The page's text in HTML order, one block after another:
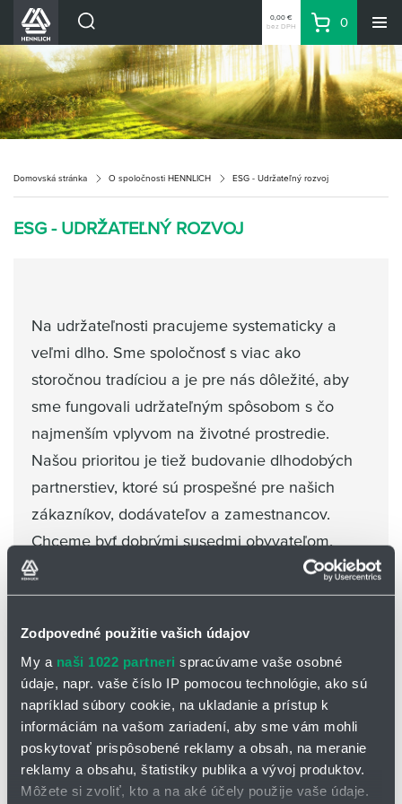
Zodpovedné použitie vašich údajov
My a naši 1022 partneri spracúvame vaše osobné
údaje, napr. vaše číslo IP pomocou technológie, ako sú
napríklad súbory cookie, na ukladanie a prístup k
informáciám na vašom zariadení, aby sme vám mohli
poskytovať prispôsobené reklamy a obsah, na meranie
reklamy a obsahu, štatistiky publika a vývoj produktov.
Môžete si zvoliť, kto a na aké účely použije vaše údaje.
Divízie HENNLICH
Produkty
Blog
O firme
Priemyselný park HENNLICH
Partner Zone
0,00 €
bez DPH
Košík
0
Domovská stránka O spoločnosti HENNLICH ESG - Udržateľný rozvoj
ESG - UDRŽATEĽNÝ ROZVOJ
Na udržateľnosti pracujeme systematicky a
veľmi dlho. Sme spoločnosť s viac ako
storočnou tradíciou a je pre nás dôležité, aby
sme fungovali udržateľným spôsobom s čo
najmenším vplyvom na životné prostredie.
Našou prioritou je tiež budovanie dlhodobých
partnerstiev, ktoré sú prospešné pre našich
zákazníkov, dodávateľov a zamestnancov.
Chceme byť dobrými susedmi obyvateľom,
miestnej samospráve a inštitúciám v
Litoměřiciach a okolí, ako aj na ďalších